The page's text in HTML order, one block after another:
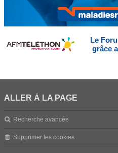
Le
grâce
ALLER À LA PAGE
Recherche avancée
Supprimer les cookies